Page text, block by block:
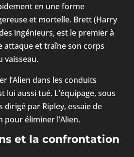
en une forme
et mortelle. Brett (Harry
ingénieurs, est le premier à
attaque et traîne son corps
vaisseau.
l’Alien dans les conduits
lui aussi tué. L’équipage, sous
dirigé par Ripley, essaie de
éliminer l’Alien.
et la confrontation